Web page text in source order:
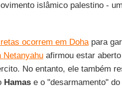
islâmico palestino -
ocorrem em Dohapara
Netanyahuafirmou estar
No entanto, ele também
Hamase o "desarmamento"